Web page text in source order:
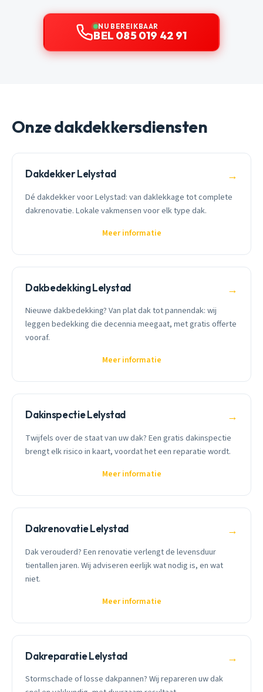
NU BEREIKBAAR
BEL 085 019 42 91
Onze dakdekkersdiensten
Dakdekker Lelystad →
Dé dakdekker voor Lelystad: van daklekkage tot complete
dakrenovatie. Lokale vakmensen voor elk type dak.
Meer informatie
Dakbedekking Lelystad →
Nieuwe dakbedekking? Van plat dak tot pannendak: wij
leggen bedekking die decennia meegaat, met gratis offerte
vooraf.
Meer informatie
Dakinspectie Lelystad →
Twijfels over de staat van uw dak? Een gratis dakinspectie
brengt elk risico in kaart, voordat het een reparatie wordt.
Meer informatie
Dakrenovatie Lelystad →
Dak verouderd? Een renovatie verlengt de levensduur
tientallen jaren. Wij adviseren eerlijk wat nodig is, en wat
niet.
Meer informatie
Dakreparatie Lelystad →
Stormschade of losse dakpannen? Wij repareren uw dak